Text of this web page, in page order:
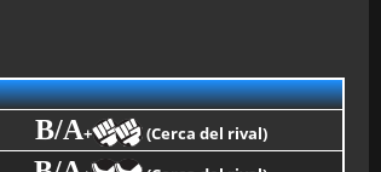
B/A+
(Cerca del rival)